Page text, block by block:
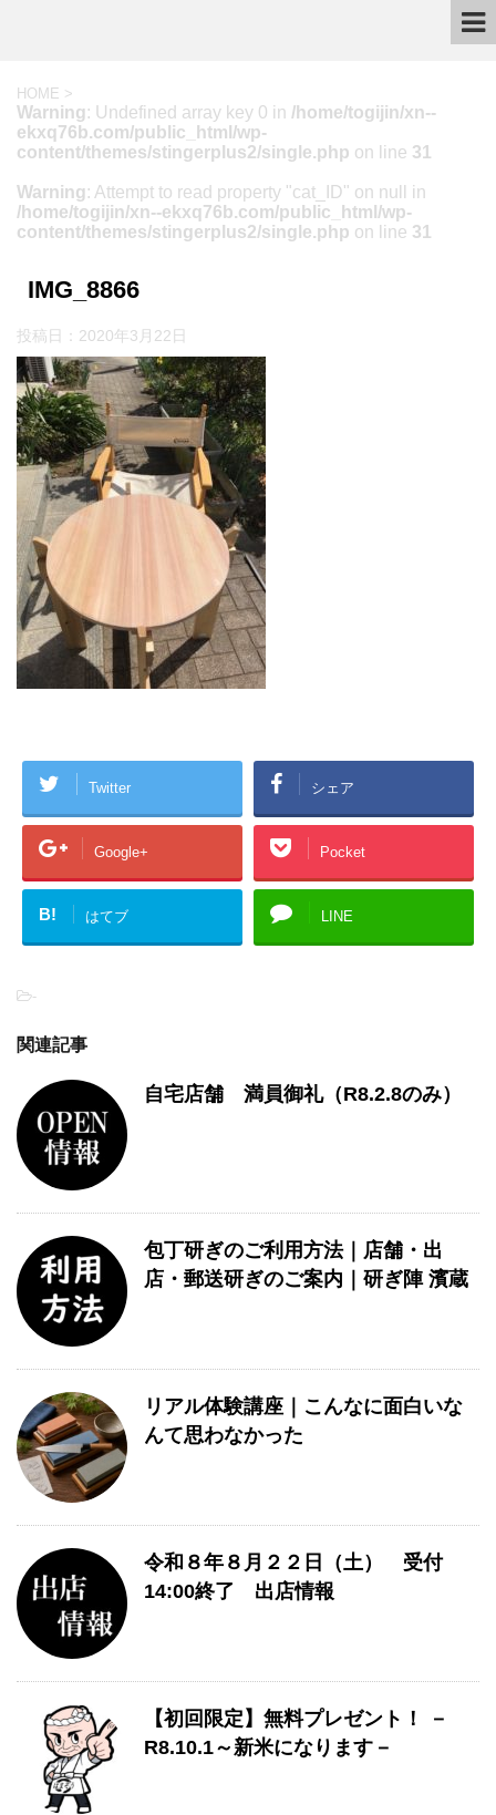
HOME >
Warning: Undefined array key 0 in /home/togijin/xn--
ekxq76b.com/public_html/wp-
content/themes/stingerplus2/single.php on line 31
Warning: Attempt to read property "cat_ID" on null in
/home/togijin/xn--ekxq76b.com/public_html/wp-
content/themes/stingerplus2/single.php on line 31
IMG_8866
投稿日： 2020年3月22日
Twitter シェア
Google+ Pocket
B! はてブ LINE
-
関連記事
自宅店舗 満員御礼（R8.2.8のみ）
包丁研ぎのご利用方法｜店舗・出
店・郵送研ぎのご案内｜研ぎ陣 濱蔵
リアル体験講座｜こんなに面白いな
んて思わなかった
令和８年８月２２日（土） 受付
14:00終了 出店情報
【初回限定】無料プレゼント！ －
R8.10.1～新米になります－